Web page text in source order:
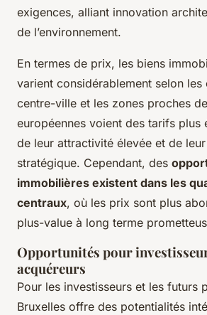
exigences, alliant innovation
de l’environnement.
En termes de prix, les biens
varient considérablement selon les
centre-ville et les zones proches
européennes voient des tarifs plus
de leur attractivité élevée et de
stratégique. Cependant, des
immobilières existent dans les
centraux, où les prix sont plus
plus-value à long terme
Opportunités pour
acquéreurs
Pour les investisseurs et les futurs
Bruxelles offre des potentialités